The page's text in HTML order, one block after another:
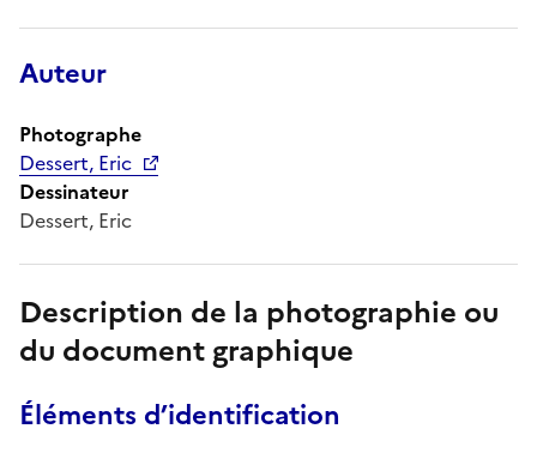
Auteur
Photographe
Dessert, Eric
Dessinateur
Dessert, Eric
Description de la photographie ou
du document graphique
Éléments d’identification